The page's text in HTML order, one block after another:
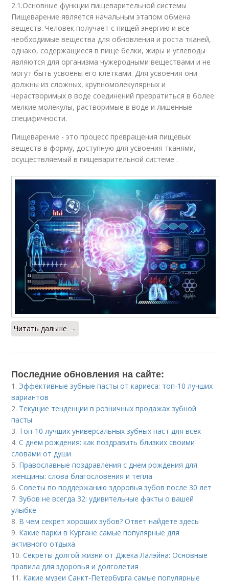
2.1.Основные функции пищеварительной системы
Пищеварение является начальным этапом обмена
веществ. Человек получает с пищей энергию и все
необходимые вещества для обновления и роста тканей,
однако, содержащиеся в пище белки, жиры и углеводы
являются для организма чужеродными веществами и не
могут быть усвоены его клетками. Для усвоения они
должны из сложных, крупномолекулярных и
нерастворимых в воде соединений превратиться в более
мелкие молекулы, растворимые в воде и лишенные
специфичности.
Пищеварение - это процесс превращения пищевых
веществ в форму, доступную для усвоения тканями,
осуществляемый в пищеварительной системе .
Читать дальше →
Последние обновления на сайте:
1. Эффективные зубные пасты от кариеса: топ-10 лучших
вариантов
2. Текущие тенденции в розничных продажах зубной
пасты
3. Топ-10 лучших универсальных зубных паст для всех
4.С днем рождения: как поздравить близких своими
словами от души
5. Православные поздравления с днем рождения для
женщины: слова благословения и тепла
6.Советы по поддержанию здоровья зубов после 30 лет
7.Зубов не всегда 32: удивительные факты о вашей
улыбке
8. В чем секрет хороших зубов? Ответ найдете здесь
9. Какие парки в Кургане самые популярные для
активного отдыха
10.Секреты долгой жизни от Джека Лалэйна: Основные
правила для здоровья и долголетия
11. Какие музеи Санкт-Петербурга самые популярные